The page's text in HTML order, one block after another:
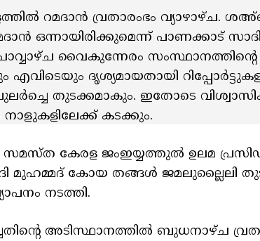
റമദാൻ വ്രതാരംഭം വ്യാഴാഴ്ച.
ഒന്നായിരിക്കുമെന്ന് പാണക്കാട്
വൈകുന്നേരം സംസ്ഥാനത്തിന്റെ
എവിടെയും ദൃശ്യമായതായി
പുലർച്ചെ തുടക്കമാകും. ഇതോടെ
കടക്കും.
കേരള ജംഇയ്യത്തുല്‍ ഉലമ
മുഹമ്മദ് കോയ തങ്ങള്‍ ജമലുല്ലൈലി
നടത്തി.
അടിസ്ഥാനത്തില്‍ ബുധനാഴ്ച